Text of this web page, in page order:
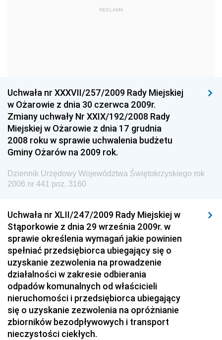
Dziennik Urzędowy Ministra Gospodarki
Dziennik Urzędowy Urzędu Ochrony Konkurencji i
Konsumentów
Dziennik Urzędowy Ministra Pracy i Polityki
Społecznej
Dziennik Urzędowy Urzędu Lotnictwa Cywilnego
Dziennik Urzędowy Ministerstwa Hutnictwa i
Przemysłu Maszynowego
Dziennik Urzędowy Ministerstwa Zdrowia i Opieki
Społecznej
Dziennik Urzędowy Ministerstwa Rolnictwa, Leśnictwa
i Gospodarki Żywnościowej
Dziennik Urzędowy Ministra Spraw Wewnętrznych
Dziennik Urzędowy Ministra Transportu, Budownictwa
i Gospodarki Morskiej
REKLAMA
Uchwała nr XXXVII/257/2009 Rady Miejskiej
w Ożarowie z dnia 30 czerwca 2009r.
Zmiany uchwały Nr XXIX/192/2008 Rady
Miejskiej w Ożarowie z dnia 17 grudnia
2008 roku w sprawie uchwalenia budżetu
Gminy Ożarów na 2009 rok.
Dziennik Urzędowy Województwa Świętokrzyskiego rok
2006 nr 441 poz. 3160
Uchwała nr XLII/247/2009 Rady Miejskiej w
Stąporkowie z dnia 29 września 2009r. w
sprawie określenia wymagań jakie powinien
spełniać przedsiębiorca ubiegający się o
uzyskanie zezwolenia na prowadzenie
działalności w zakresie odbierania
odpadów komunalnych od właścicieli
nieruchomości i przedsiębiorca ubiegający
się o uzyskanie zezwolenia na opróżnianie
zbiorników bezodpływowych i transport
nieczystości ciekłych.